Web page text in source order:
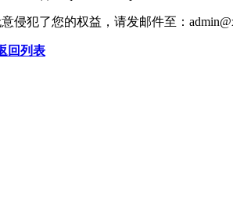
侵犯了您的权益，请发邮件至：
回列表